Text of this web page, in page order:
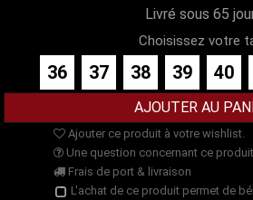
Livré sous 65
Choisissez votre
36 37 38 39 40
Ajouter ce produit à votre wishlist.
Une question concernant ce
Frais de port & livraison
L'achat de ce produit permet de